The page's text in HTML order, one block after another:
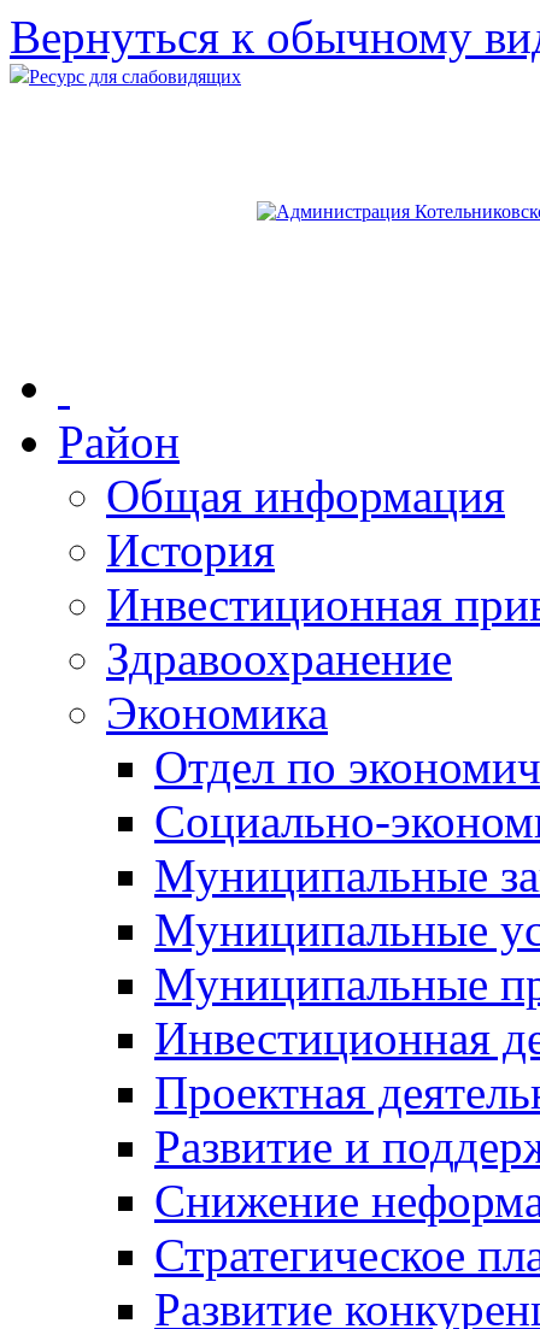
Вернуться к обычному
Ресурс для слабовидящих
Район
Общая информация
История
Инвестиционная
Здравоохранение
Экономика
Отдел по
Социально-
Муниципальные
Муниципальные
Муниципальные
Инвестиционная
Проектная
Развитие и
Снижение
Стратегическое
Развитие